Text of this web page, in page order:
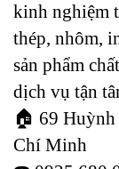
kinh nghiệm
thép, nhôm,
sản phẩm
dịch vụ tận
🏠 69 Huỳnh
Chí Minh